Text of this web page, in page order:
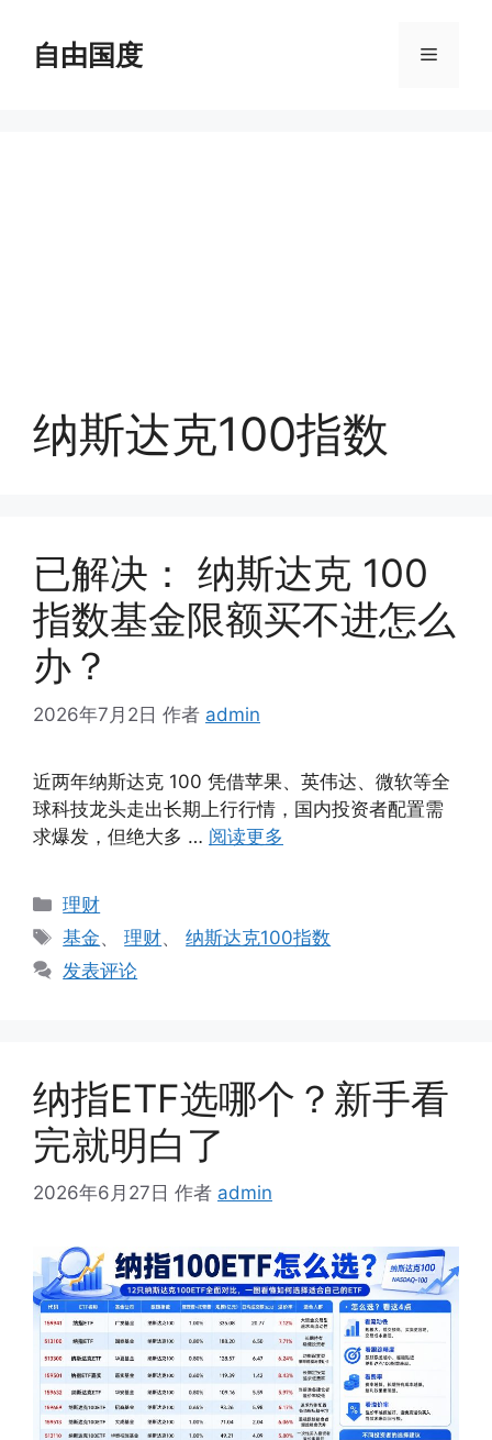
自由国度 菜
纳斯达克100指数
已解决： 纳斯达克 100
指数基金限额买不进怎么
办？
2026年7月2日 作者 admin
近两年纳斯达克 100 凭借苹果、英伟达、微软等全
球科技龙头走出长期上行行情，国内投资者配置需
求爆发，但绝大多 … 阅读更多
分
类
理财
标
签
基金、理财、纳斯达克100指数
发表评论
纳指ETF选哪个？新手看
完就明白了
2026年6月27日 作者 admin